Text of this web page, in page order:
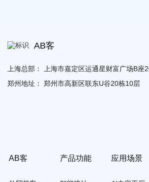
AB客
上海总部：
上海市嘉定区运通星财富广场B座
郑州地址：
郑州市高新区联东U谷20栋10层
AB客 产品功能 应用场景